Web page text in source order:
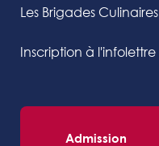
Les Brigades Culinaires
Inscription à l'infolettre
Admission